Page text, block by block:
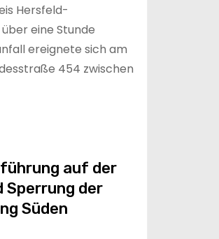
Hersfeld-
eine Stunde
ereignete sich am
454 zwischen
auf der
Sperrung der
Süden